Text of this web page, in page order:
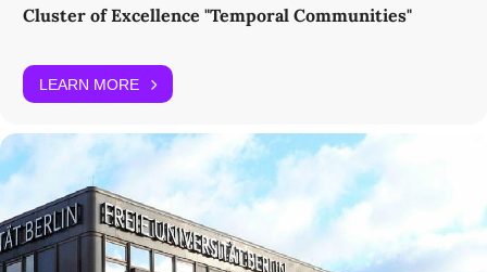
10:00 | Antonia Birnbaum (Universität der angewandten Künste
Wien):Übermut und Untermut
Wien): Der Marktgang des Dichters
12:15 | Mittagspause
13:45 | Sebastian Tränkle (Freie Universität Berlin / EXC 2020):
verlorene und die wiedergefundene Sprache. Kindheit, Exil und
Erfahrung im Sprachdenken Adornos und Benjamins
Cluster of Excellence "Temporal Communities"
LEARN MORE